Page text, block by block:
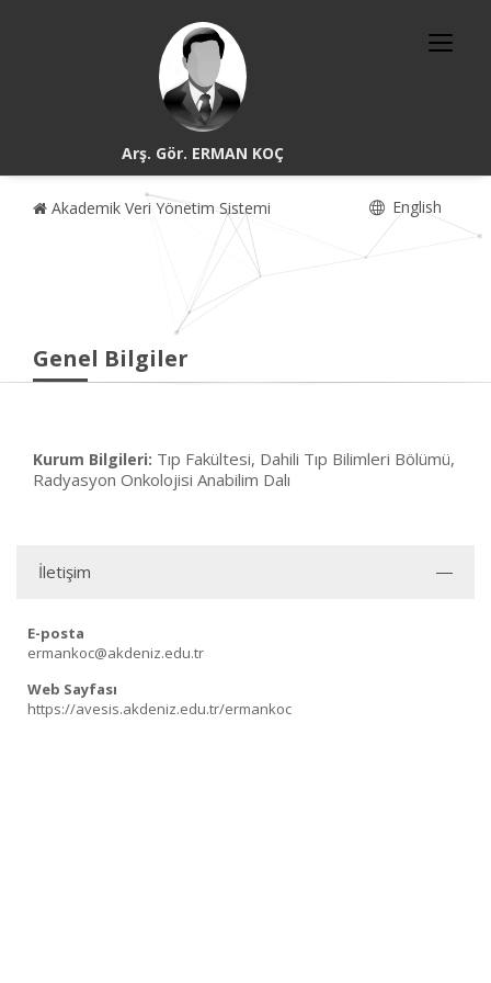
Arş. Gör. ERMAN KOÇ
Akademik Veri Yönetim Sistemi English
Genel Bilgiler
Kurum Bilgileri: Tıp Fakültesi, Dahili Tıp Bilimleri Bölümü,
Radyasyon Onkolojisi Anabilim Dalı
İletişim
E-posta
ermankoc@akdeniz.edu.tr
Web Sayfası
https://avesis.akdeniz.edu.tr/ermankoc